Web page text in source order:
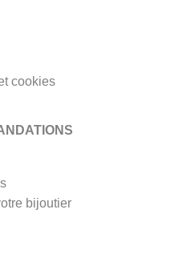
cookies
bijoutier